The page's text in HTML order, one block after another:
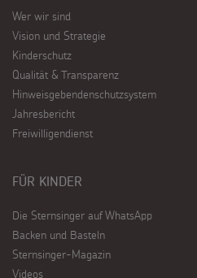
Wer wir sind
Vision und Strategie
Kinderschutz
Qualität & Transparenz
Hinweisgebendenschutzsystem
Jahresbericht
Freiwilligendienst
FÜR KINDER
Die Sternsinger auf WhatsApp
Backen und Basteln
Sternsinger-Magazin
Videos